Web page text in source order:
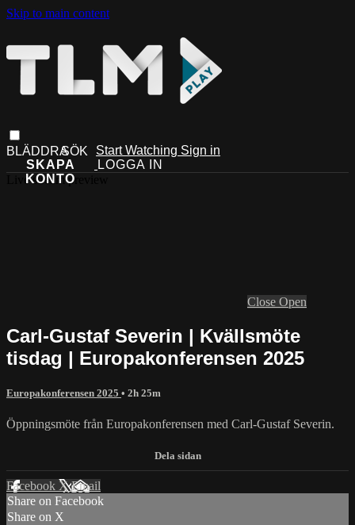
Skip to main content
Start Watching Sign in
Live stream preview
Close Open
Carl-Gustaf Severin | Kvällsmöte
tisdag | Europakonferensen 2025
Europakonferensen 2025 • 2h 25m
Öppningsmöte från Europakonferensen med Carl-Gustaf Severin.
Facebook XEmail
Share on Facebook
Share on X